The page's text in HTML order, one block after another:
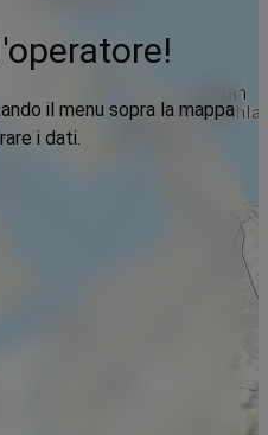
il menu sopra la mappa
i dati.